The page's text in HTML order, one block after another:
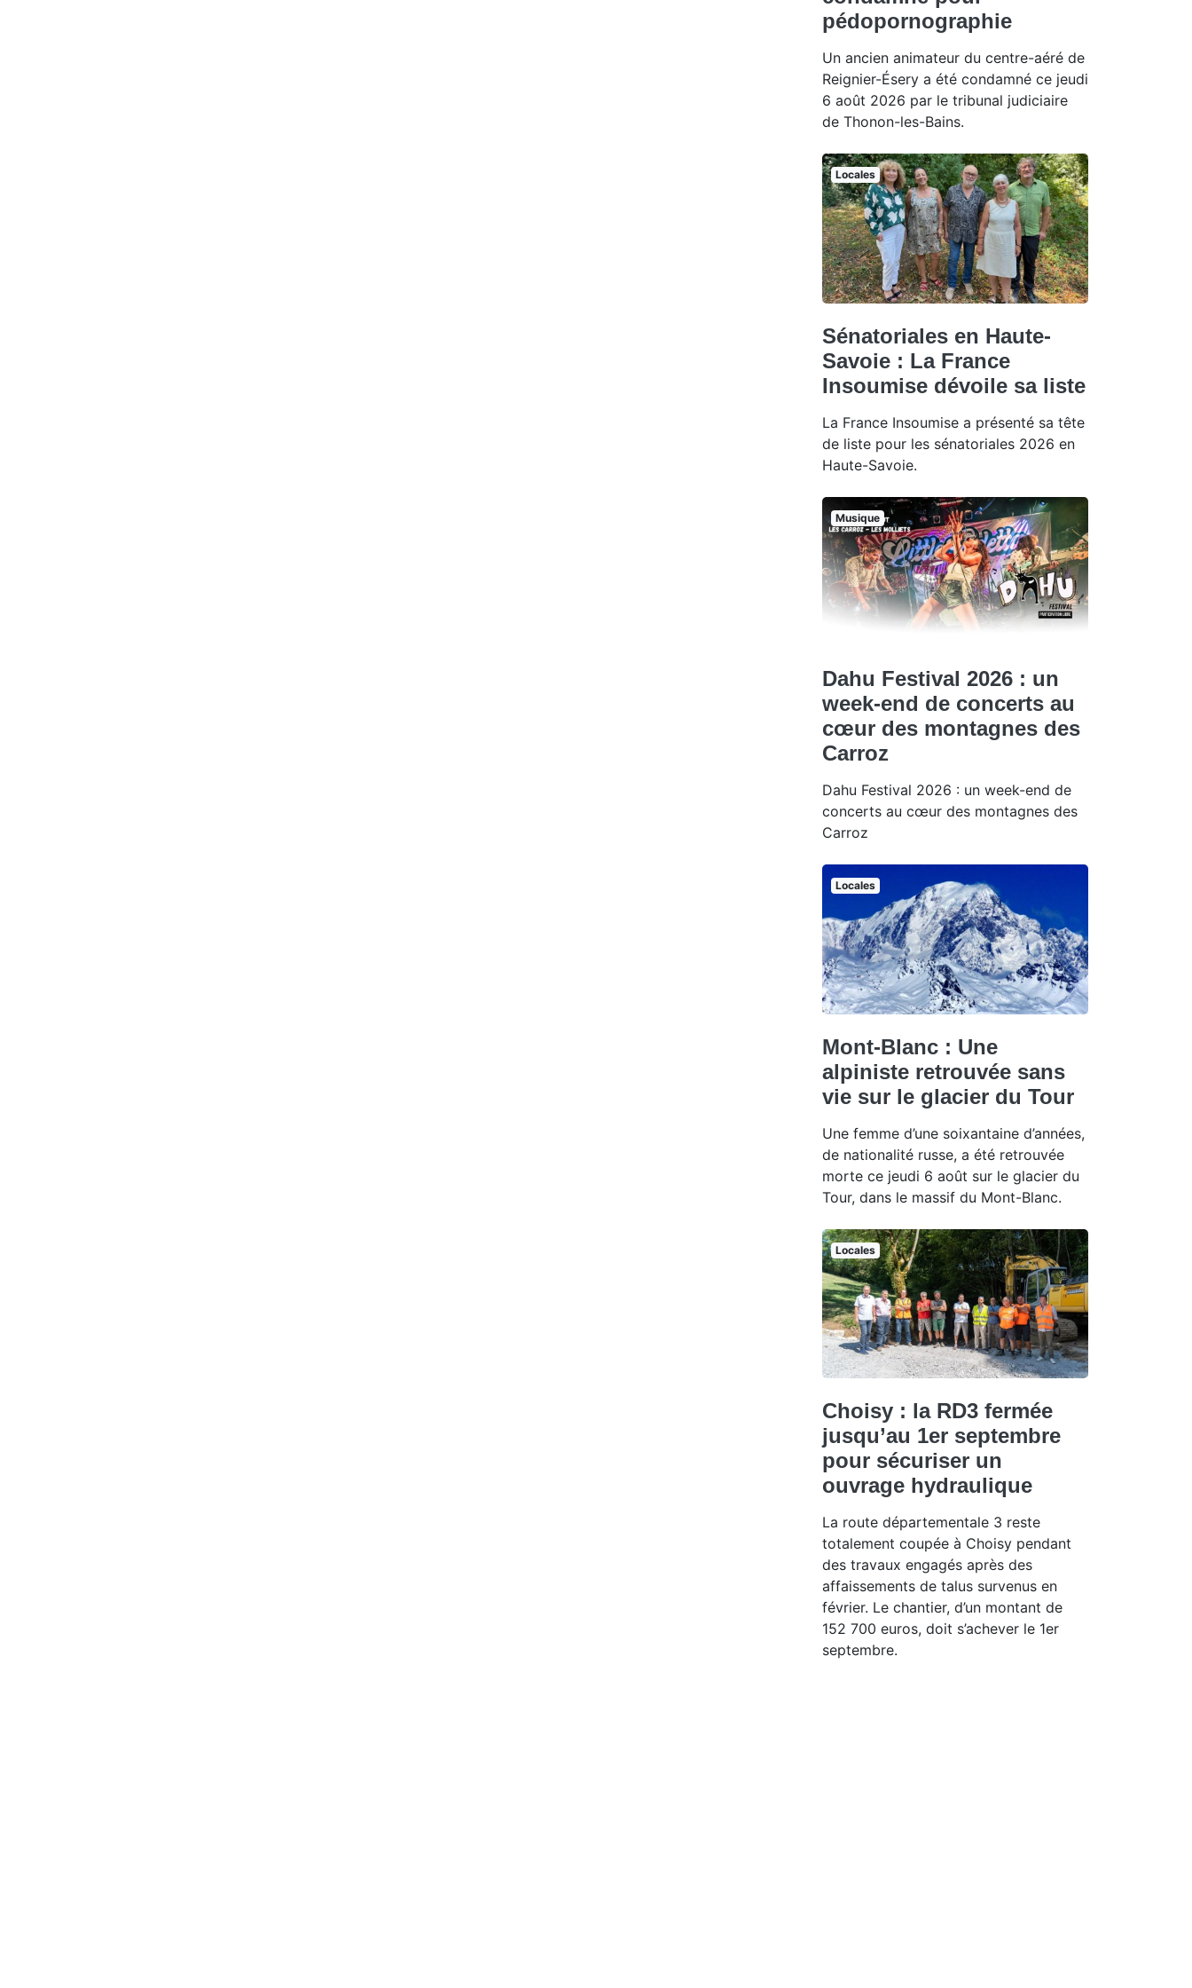
pédopornographie
Un ancien animateur du centre-aéré de
Reignier-Ésery a été condamné ce jeudi
6 août 2026 par le tribunal judiciaire
de Thonon-les-Bains.
Locales
Sénatoriales en Haute-
Savoie : La France
Insoumise dévoile sa liste
La France Insoumise a présenté sa tête
de liste pour les sénatoriales 2026 en
Haute-Savoie.
Musique
Dahu Festival 2026 : un
week-end de concerts au
cœur des montagnes des
Carroz
Dahu Festival 2026 : un week-end de
concerts au cœur des montagnes des
Carroz
Locales
Mont-Blanc : Une
alpiniste retrouvée sans
vie sur le glacier du Tour
Une femme d’une soixantaine d’années,
de nationalité russe, a été retrouvée
morte ce jeudi 6 août sur le glacier du
Tour, dans le massif du Mont-Blanc.
Locales
Choisy : la RD3 fermée
jusqu’au 1er septembre
pour sécuriser un
ouvrage hydraulique
La route départementale 3 reste
totalement coupée à Choisy pendant
des travaux engagés après des
affaissements de talus survenus en
février. Le chantier, d’un montant de
152 700 euros, doit s’achever le 1er
septembre.